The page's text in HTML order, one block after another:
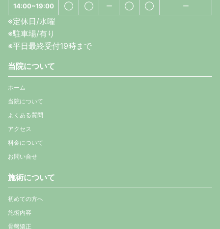
14:00~19:00 ◯ ◯ ー ◯ ◯ ー
※定休日/水曜
※駐車場/有り
※平日最終受付19時まで
当院について
ホーム
当院について
よくある質問
アクセス
料金について
お問い合せ
施術について
初めての方へ
施術内容
骨盤矯正